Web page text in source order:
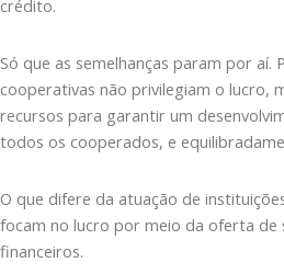
crédito.
Só que as semelhanças param por aí.
cooperativas não privilegiam o lucro,
recursos para garantir um
todos os cooperados, e
O que difere da atuação de
focam no lucro por meio da oferta de
financeiros.